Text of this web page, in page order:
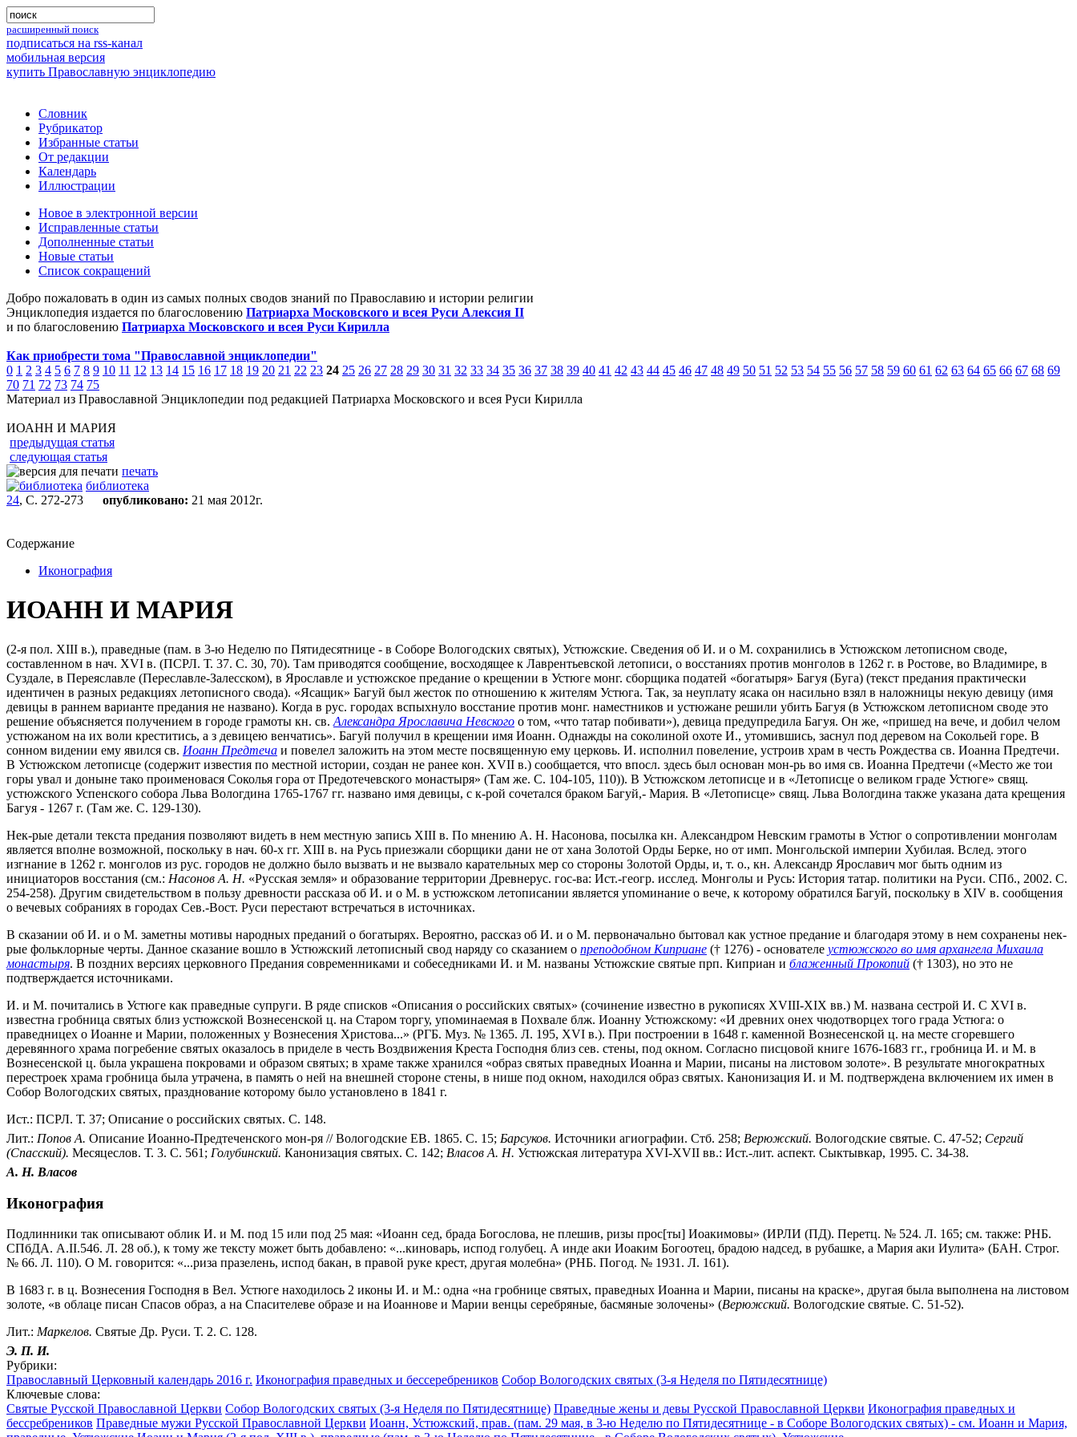
расширенный поиск
подписаться на rss-канал
мобильная версия
купить Православную энциклопедию
Словник
Рубрикатор
Избранные статьи
От редакции
Календарь
Иллюстрации
Новое в электронной версии
Исправленные статьи
Дополненные статьи
Новые статьи
Список сокращений
Добро пожаловать в один из самых полных сводов знаний по Православию и истории религии
Энциклопедия издается по благословению Патриарха Московского и всея Руси Алексия II
и по благословению Патриарха Московского и всея Руси Кирилла
Как приобрести тома "Православной энциклопедии"
0 1 2 3 4 5 6 7 8 9 10 11 12 13 14 15 16 17 18 19 20 21 22 23 24 25 26 27 28 29 30 31 32 33 34 35 36 37 38 39 40 41 42 43 44 45 46 47 48 49 50 51 52 53 54 55 56 57 58 59 60 61 62 63 64 65 66 67 68 69
70 71 72 73 74 75
Материал из Православной Энциклопедии под редакцией Патриарха Московского и всея Руси Кирилла
ИОАНН И МАРИЯ
предыдущая статья
следующая статья
печать
библиотека
24, С. 272-273 опубликовано: 21 мая 2012г.
Содержание
Иконография
ИОАНН И МАРИЯ
(2-я пол. XIII в.), праведные (пам. в 3-ю Неделю по Пятидесятнице - в Соборе Вологодских святых), Устюжские. Сведения об И. и о М. сохранились в Устюжском летописном своде,
cоставленном в нач. XVI в. (ПСРЛ. Т. 37. С. 30, 70). Там приводятся сообщение, восходящее к Лаврентьевской летописи, о восстаниях против монголов в 1262 г. в Ростове, во Владимире, в
Суздале, в Переяславле (Переславле-Залесском), в Ярославле и устюжское предание о крещении в Устюге монг. сборщика податей «богатыря» Багуя (Буга) (текст предания практически
идентичен в разных редакциях летописного свода). «Ясащик» Багуй был жесток по отношению к жителям Устюга. Так, за неуплату ясака он насильно взял в наложницы некую девицу (имя
девицы в раннем варианте предания не названо). Когда в рус. городах вспыхнуло восстание против монг. наместников и устюжане решили убить Багуя (в Устюжском летописном своде это
решение объясняется получением в городе грамоты кн. св. Александра Ярославича Невского о том, «что татар побивати»), девица предупредила Багуя. Он же, «пришед на вече, и добил челом
устюжаном на их воли креститись, а з девицею венчатись». Багуй получил в крещении имя Иоанн. Однажды на соколиной охоте И., утомившись, заснул под деревом на Сокольей горе. В
сонном видении ему явился св. Иоанн Предтеча и повелел заложить на этом месте посвященную ему церковь. И. исполнил повеление, устроив храм в честь Рождества св. Иоанна Предтечи.
В Устюжском летописце (содержит известия по местной истории, создан не ранее кон. XVII в.) сообщается, что впосл. здесь был основан мон-рь во имя св. Иоанна Предтечи («Место же тои
горы увал и доныне тако проименовася Соколья гора от Предотечевского монастыря» (Там же. С. 104-105, 110)). В Устюжском летописце и в «Летописце о великом граде Устюге» свящ.
устюжского Успенского собора Льва Вологдина 1765-1767 гг. названо имя девицы, с к-рой сочетался браком Багуй,- Мария. В «Летописце» свящ. Льва Вологдина также указана дата крещения
Багуя - 1267 г. (Там же. С. 129-130).
Нек-рые детали текста предания позволяют видеть в нем местную запись XIII в. По мнению А. Н. Насонова, посылка кн. Александром Невским грамоты в Устюг о сопротивлении монголам
является вполне возможной, поскольку в нач. 60-х гг. XIII в. на Русь приезжали сборщики дани не от хана Золотой Орды Берке, но от имп. Монгольской империи Хубилая. Вслед. этого
изгнание в 1262 г. монголов из рус. городов не должно было вызвать и не вызвало карательных мер со стороны Золотой Орды, и, т. о., кн. Александр Ярославич мог быть одним из
инициаторов восстания (см.: Насонов А. Н. «Русская земля» и образование территории Древнерус. гос-ва: Ист.-геогр. исслед. Монголы и Русь: История татар. политики на Руси. СПб., 2002. С.
254-258). Другим свидетельством в пользу древности рассказа об И. и о М. в устюжском летописании является упоминание о вече, к которому обратился Багуй, поскольку в XIV в. сообщения
о вечевых собраниях в городах Сев.-Вост. Руси перестают встречаться в источниках.
В сказании об И. и о М. заметны мотивы народных преданий о богатырях. Вероятно, рассказ об И. и о М. первоначально бытовал как устное предание и благодаря этому в нем сохранены нек-
рые фольклорные черты. Данное сказание вошло в Устюжский летописный свод наряду со сказанием о преподобном Киприане († 1276) - основателе устюжского во имя архангела Михаила
монастыря. В поздних версиях церковного Предания современниками и собеседниками И. и М. названы Устюжские святые прп. Киприан и блаженный Прокопий († 1303), но это не
подтверждается источниками.
И. и М. почитались в Устюге как праведные супруги. В ряде списков «Описания о российских святых» (сочинение известно в рукописях XVIII-XIX вв.) М. названа сестрой И. С XVI в.
известна гробница святых близ устюжской Вознесенской ц. на Старом торгу, упоминаемая в Похвале блж. Иоанну Устюжскому: «И древних онех чюдотворцех того града Устюга: о
праведницех о Иоанне и Марии, положенных у Вознесения Христова...» (РГБ. Муз. № 1365. Л. 195, XVI в.). При построении в 1648 г. каменной Вознесенской ц. на месте сгоревшего
деревянного храма погребение святых оказалось в приделе в честь Воздвижения Креста Господня близ сев. стены, под окном. Согласно писцовой книге 1676-1683 гг., гробница И. и М. в
Вознесенской ц. была украшена покровами и образом святых; в храме также хранился «образ святых праведных Иоанна и Марии, писаны на листовом золоте». В результате многократных
перестроек храма гробница была утрачена, в память о ней на внешней стороне стены, в нише под окном, находился образ святых. Канонизация И. и М. подтверждена включением их имен в
Собор Вологодских святых, празднование которому было установлено в 1841 г.
Ист.: ПСРЛ. Т. 37; Описание о российских святых. С. 148.
Лит.: Попов А. Описание Иоанно-Предтеченского мон-ря // Вологодские ЕВ. 1865. С. 15; Барсуков. Источники агиографии. Стб. 258; Верюжский. Вологодские святые. С. 47-52; Сергий
(Спасский). Месяцеслов. Т. 3. С. 561; Голубинский. Канонизация святых. С. 142; Власов А. Н. Устюжская литература XVI-XVII вв.: Ист.-лит. аспект. Сыктывкар, 1995. С. 34-38.
А. Н. Власов
Иконография
Подлинники так описывают облик И. и М. под 15 или под 25 мая: «Иоанн сед, брада Богослова, не плешив, ризы прос[ты] Иоакимовы» (ИРЛИ (ПД). Перетц. № 524. Л. 165; см. также: РНБ.
СПбДА. А.II.546. Л. 28 об.), к тому же тексту может быть добавлено: «...киноварь, испод голубец. А инде аки Иоаким Богоотец, брадою надсед, в рубашке, а Мария аки Иулита» (БАН. Строг.
№ 66. Л. 110). О М. говорится: «...риза празелень, испод бакан, в правой руке крест, другая молебна» (РНБ. Погод. № 1931. Л. 161).
В 1683 г. в ц. Вознесения Господня в Вел. Устюге находилось 2 иконы И. и М.: одна «на гробнице святых, праведных Иоанна и Марии, писаны на краске», другая была выполнена на листовом
золоте, «в облаце писан Спасов образ, а на Спасителеве образе и на Иоаннове и Марии венцы серебряные, басмяные золочены» (Верюжский. Вологодские святые. С. 51-52).
Лит.: Маркелов. Святые Др. Руси. Т. 2. С. 128.
Э. П. И.
Рубрики:
Православный Церковный календарь 2016 г. Иконография праведных и бессеребреников Собор Вологодских святых (3-я Неделя по Пятидесятнице)
Ключевые слова:
Святые Русской Православной Церкви Собор Вологодских святых (3-я Неделя по Пятидесятнице) Праведные жены и девы Русской Православной Церкви Иконография праведных и
бессребреников Праведные мужи Русской Православной Церкви Иоанн, Устюжский, прав. (пам. 29 мая, в 3-ю Неделю по Пятидесятнице - в Соборе Вологодских святых) - см. Иоанн и Мария,